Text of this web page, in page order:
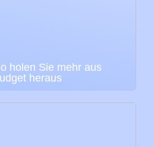
holen Sie mehr aus
heraus